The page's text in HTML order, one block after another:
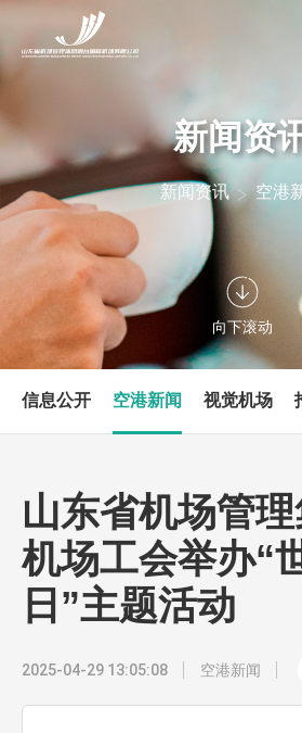
新闻资
新闻资讯 空港
向下滚动
信息公开 空港新闻 视觉机场
山东省机场管
机场工会举办“
日”主题活动
2025-04-29 13:05:08 空港新闻